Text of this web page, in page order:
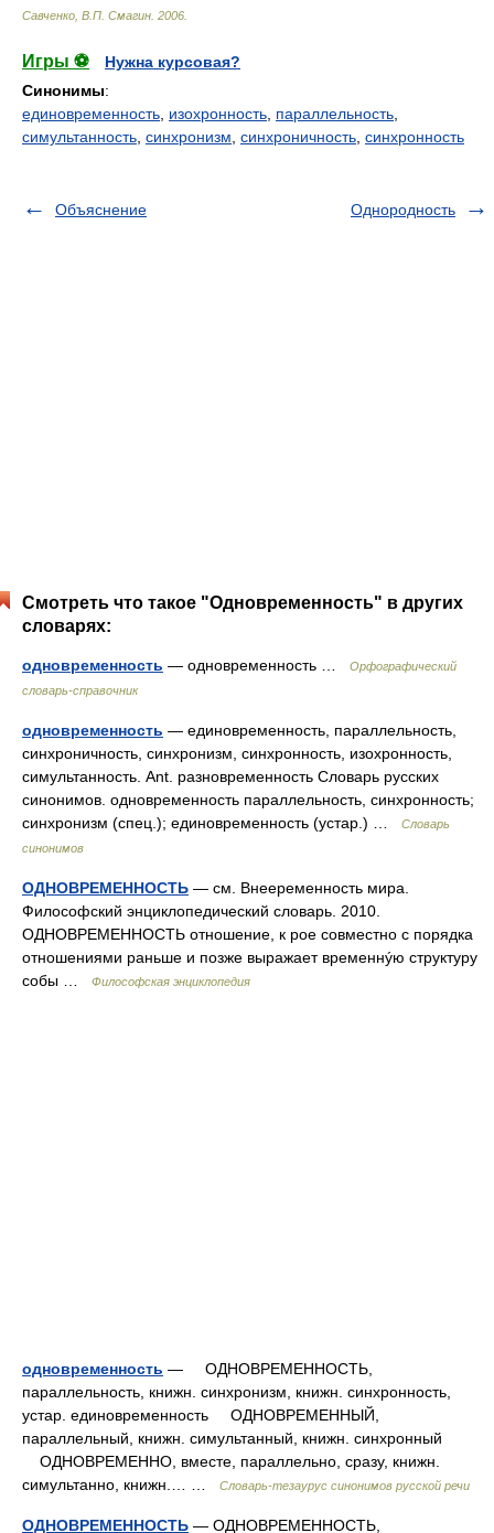
Савченко, В.П. Смагин 2006
Игры ⚽
Нужна курсовая?
Синонимы:
единовременность изохронность параллельность
симультанность синхронизм синхроничность синхронность
Объяснение Однородность
Смотреть что такое "Одновременность" в других
словарях:
одновременность — одновременность …
Орфографический
словарь-справочник
одновременность — единовременность, параллельность,
синхроничность, синхронизм, синхронность, изохронность,
симультанность. Ant. разновременность Словарь русских
синонимов. одновременность параллельность, синхронность;
синхронизм (спец.); единовременность (устар.) …
Словарь
синонимов
ОДНОВРЕМЕННОСТЬ — см. Внееременность мира.
Философский энциклопедический словарь. 2010.
ОДНОВРЕМЕННОСТЬ отношение, к рое совместно с порядка
отношениями раньше и позже выражает временнýю структуру
собы …
Философская энциклопедия
одновременность — ОДНОВРЕМЕННОСТЬ,
параллельность, книжн. синхронизм, книжн. синхронность,
устар. единовременность ОДНОВРЕМЕННЫЙ,
параллельный, книжн. симультанный, книжн. синхронный
ОДНОВРЕМЕННО, вместе, параллельно, сразу, книжн.
симультанно, книжн.… …
Словарь-тезаурус синонимов русской речи
ОДНОВРЕМЕННОСТЬ — ОДНОВРЕМЕННОСТЬ,